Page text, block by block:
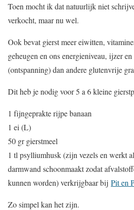
Toen mocht ik dat natuurlijk niet
verkocht, maar nu wel.
Ook bevat gierst meer eiwitten,
geheugen en ons energieniveau, ijzer
(ontspanning) dan andere glutenvrije
Dit heb je nodig voor 5 a 6 kleine
1 fijngeprakte rijpe banaan
1 ei (L)
50 gr gierstmeel
1 tl psylliumhusk (zijn vezels en werkt
darmwand schoonmaakt zodat
kunnen worden) verkrijgbaar bij Pit en
Zo simpel kan het zijn.